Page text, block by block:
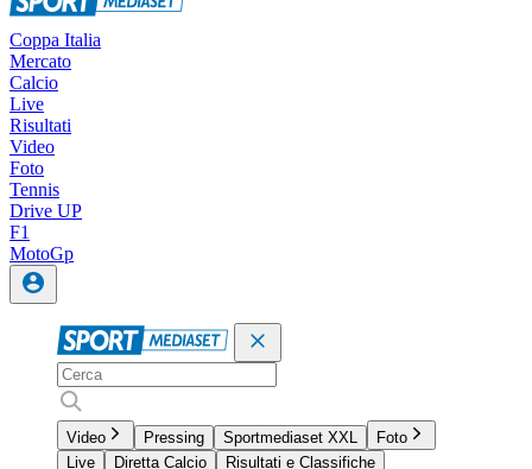
Coppa Italia
Mercato
Calcio
Live
Risultati
Video
Foto
Tennis
Drive UP
F1
MotoGp
Video Pressing Sportmediaset XXL
Foto
Live
Diretta Calcio
Risultati e Classifiche